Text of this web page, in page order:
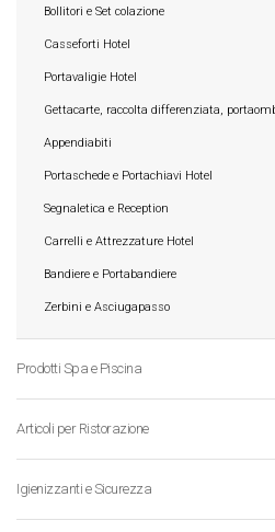
Bollitori e Set colazione
Casseforti Hotel
Portavaligie Hotel
Gettacarte, raccolta differenziata,
Appendiabiti
Portaschede e Portachiavi Hotel
Segnaletica e Reception
Carrelli e Attrezzature Hotel
Bandiere e Portabandiere
Zerbini e Asciugapasso
Prodotti Spa e Piscina
Articoli per Ristorazione
Igienizzanti e Sicurezza